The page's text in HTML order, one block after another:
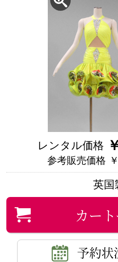
レンタル価格
参考販売価格
英国
カー
予約状